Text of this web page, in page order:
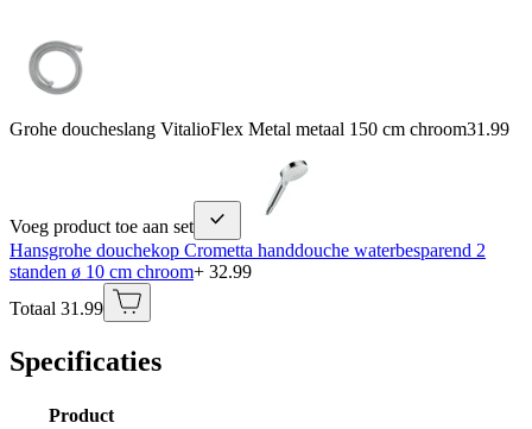
Grohe doucheslang VitalioFlex Metal metaal 150 cm chroom31.99
Voeg product toe aan set
Hansgrohe douchekop Crometta handdouche waterbesparend 2
standen ø 10 cm chroom+ 32.99
Totaal 31.99
Specificaties
Product